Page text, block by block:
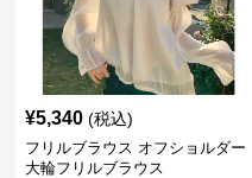
¥5,340 (税込)
フリルブラウス オフショルダー
大輪フリルブラウス